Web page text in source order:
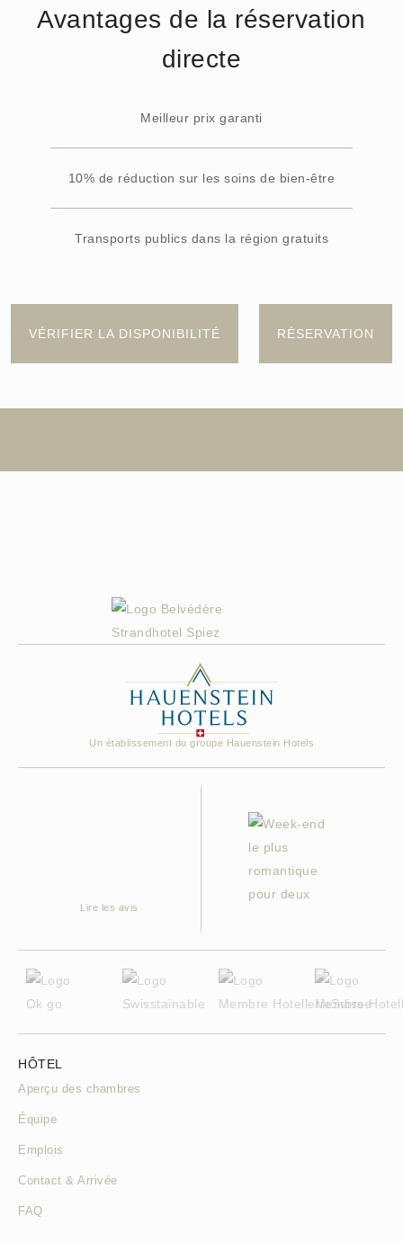
Avantages de la réservation
directe
Meilleur prix garanti
10% de réduction sur les soins de bien-être
Transports publics dans la région gratuits
VÉRIFIER LA DISPONIBILITÉ RÉSERVATION
Un établissement du groupe Hauenstein Hotels
Lire les avis
HÔTEL
Aperçu des chambres
Équipe
Emplois
Contact & Arrivée
FAQ